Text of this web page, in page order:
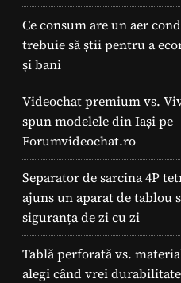
Ce consum are un aer
trebuie să știi pentru a
și bani
Videochat premium vs.
spun modelele din Iași pe
Forumvideochat.ro
Separator de sarcina 4P
ajuns un aparat de tablou
siguranța de zi cu zi
Tablă perforată vs.
alegi când vrei